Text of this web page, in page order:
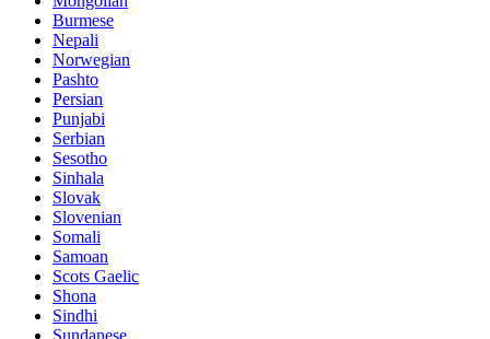
Burmese
Nepali
Norwegian
Pashto
Persian
Punjabi
Serbian
Sesotho
Sinhala
Slovak
Slovenian
Somali
Samoan
Scots Gaelic
Shona
Sindhi
Sundanese